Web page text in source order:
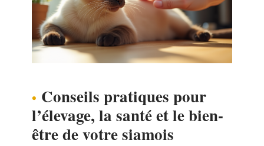
Conseils pratiques pour
l’élevage, la santé et le bien-
être de votre siamois